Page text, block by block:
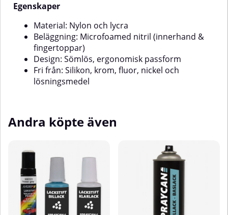
Egenskaper
Material: Nylon och lycra
Beläggning: Microfoamed nitril (innerhand &
fingertoppar)
Design: Sömlös, ergonomisk passform
Fri från: Silikon, krom, fluor, nickel och
lösningsmedel
Andra köpte även